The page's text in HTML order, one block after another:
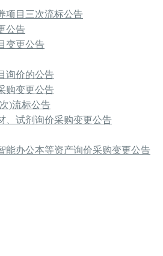
项目三次流标公告
公告
变更公告
询价的公告
购变更公告
)流标公告
、试剂询价采购变更公告
能办公本等资产询价采购变更公告